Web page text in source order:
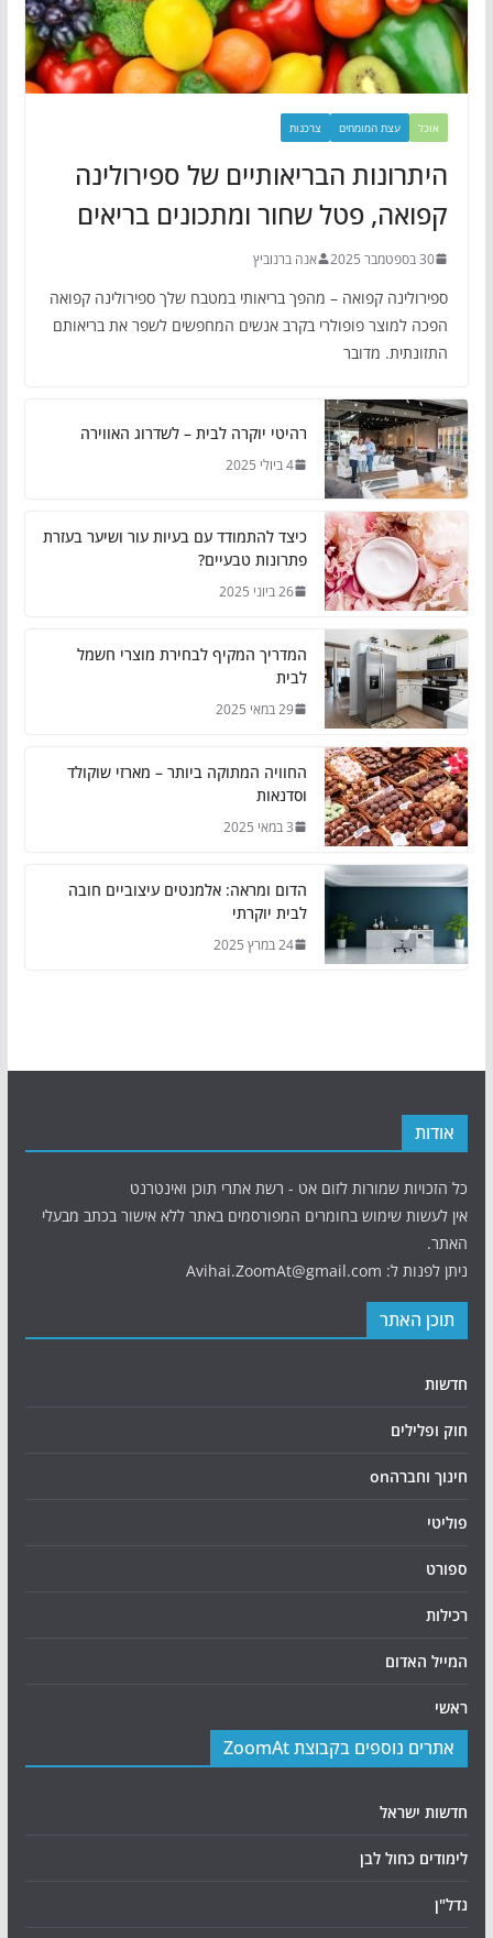
אוכל עצת המומחים צרכנות
היתרונות הבריאותיים של ספירולינה
קפואה, פטל שחור ומתכונים בריאים
30 בספטמבר 2025 אנה ברנוביץ
ספירולינה קפואה – מהפך בריאותי במטבח שלך ספירולינה קפואה
הפכה למוצר פופולרי בקרב אנשים המחפשים לשפר את בריאותם
התזונתית. מדובר
רהיטי יוקרה לבית – לשדרוג האווירה
4 ביולי 2025
כיצד להתמודד עם בעיות עור ושיער בעזרת
פתרונות טבעיים?
26 ביוני 2025
המדריך המקיף לבחירת מוצרי חשמל
לבית
29 במאי 2025
החוויה המתוקה ביותר – מארזי שוקולד
וסדנאות
3 במאי 2025
הדום ומראה: אלמנטים עיצוביים חובה
לבית יוקרתי
24 במרץ 2025
אודות
כל הזכויות שמורות לזום אט - רשת אתרי תוכן ואינטרנט
אין לעשות שימוש בחומרים המפורסמים באתר ללא אישור בכתב מבעלי
האתר.
ניתן לפנות ל: Avihai.ZoomAt@gmail.com
תוכן האתר
חדשות
חוק ופלילים
חינוך וחברהon
פוליטי
ספורט
רכילות
המייל האדום
ראשי
אתרים נוספים בקבוצת ZoomAt
חדשות ישראל
לימודים כחול לבן
נדל"ן